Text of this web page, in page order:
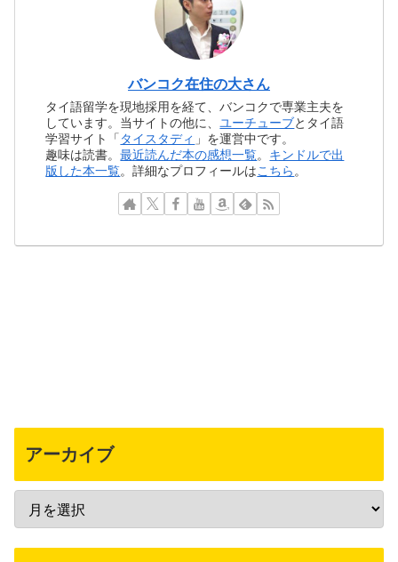
バンコク在住の大さん
タイ語留学を現地採用を経て、バンコクで専業主夫を
しています。当サイトの他に、ユーチューブとタイ語
学習サイト「 タイスタディ 」を運営中です。
趣味は読書。最近読んだ本の感想一覧。 キンドルで出
版した本一覧。詳細なプロフィールはこちら。
アーカイブ